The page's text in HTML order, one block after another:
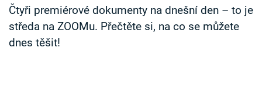
Sledujte nás
Čtyři premiérové dokumenty na dnešní den – to je
středa na ZOOMu. Přečtěte si, na co se můžete
dnes těšit!